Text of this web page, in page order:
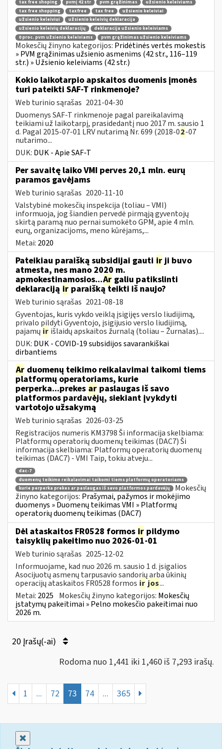
tax free shoping pvmį 42 str pvm grąžinimas
užsienio keleiviams
tax free shopping
taxfree tax free
užsienio keleiviai
užsienio keleiviui
užsienio keleivių deklaracija
užsienio keleivių deklaracijų
deklaracija užsienio keleiviams
0 proc. pvm užsienio keleiviams
pvm grąžinimas užsienio keleiviams
Mokesčių žinyno kategorijos: Pridėtinės vertės mokestis
» PVM grąžinimas užsienio asmenims (42 str., 116–119
str.) » Užsienio keleiviams (42 str.)
Kokio laikotarpio apskaitos duomenis įmonės
turi pateikti SAF-T rinkmenoje?
Web turinio sąrašas 2021-04-30
Duomenys SAF-T rinkmenoje pagal pareikalavimą
teikiami už laikotarpį, prasidedantį nuo 2017 m. sausio 1
d. Pagal 2015-07-01 LRV nutarimą Nr. 699 (2018-02-07
nutarimo...
DUK: DUK - Apie SAF-T
Per savaitę laiko VMI perves 20,1 mln. eurų
paramos gavėjams
Web turinio sąrašas 2020-11-10
Valstybinė mokesčių inspekcija (toliau – VMI)
informuoja, jog šiandien pervedė pirmąją gyventojų
skirtą paramą nuo pernai sumokėto GPM, apie 4 mln.
eurų, organizacijoms, meno kūrėjams,...
Metai: 2020
Pateikiau paraišką subsidijai gauti irji buvo
atmesta, nes mano 2020 m.
apmokestinamosios...Ar galiu patikslinti
deklaraciją ir paraišką teikti iš naujo?
Web turinio sąrašas 2021-08-18
Gyventojas, kuris vykdo veiklą įsigijęs verslo liudijimą,
privalo pildyti Gyventojo, įsigijusio verslo liudijimą,
pajamų ir išlaidų apskaitos žurnalą (toliau – Žurnalas)....
DUK: DUK - COVID-19 subsidijos savarankiškai
dirbantiems
Ar duomenų teikimo reikalavimai taikomi tiems
platformų operatoriams, kurie
perperka...prekes ar paslaugas iš savo
platformos pardavėjų, siekiant įvykdyti
vartotojo užsakymą
Web turinio sąrašas 2026-03-25
Registracijos numeris KM3798 Ši informacija skelbiama:
Platformų operatorių duomenų teikimas (DAC7) Ši
informacija skelbiama: Platformų operatorių duomenų
teikimas (DAC7) - VMI Taip, tokiu atveju...
dac-7
duomenų teikimo reikalavimai taikomi tiems platformų operatoriams
kurie perperka prekes ar paslaugas iš savo platformos pardavėjų
Mokesčių
žinyno kategorijos: Prašymai, pažymos ir mokėjimo
duomenys » Duomenų teikimas VMI » Platformų
operatorių duomenų teikimas (DAC7)
Dėl ataskaitos FR0528 formos ir pildymo
taisyklių pakeitimo nuo 2026-01-01
Web turinio sąrašas 2025-12-02
Informuojame, kad nuo 2026 m. sausio 1 d. įsigalios
Asocijuotų asmenų tarpusavio sandorių arba ūkinių
operacijų ataskaitos FR0528 formos ir jos...
Metai: 2025 Mokesčių žinyno kategorijos: Mokesčių
įstatymų pakeitimai » Pelno mokesčio pakeitimai nuo
2026 m.
20 Įrašų(-ai)
Rodoma nuo 1,441 iki 1,460 iš 7,293 irašų.
1 ... 72 73 74 ... 365